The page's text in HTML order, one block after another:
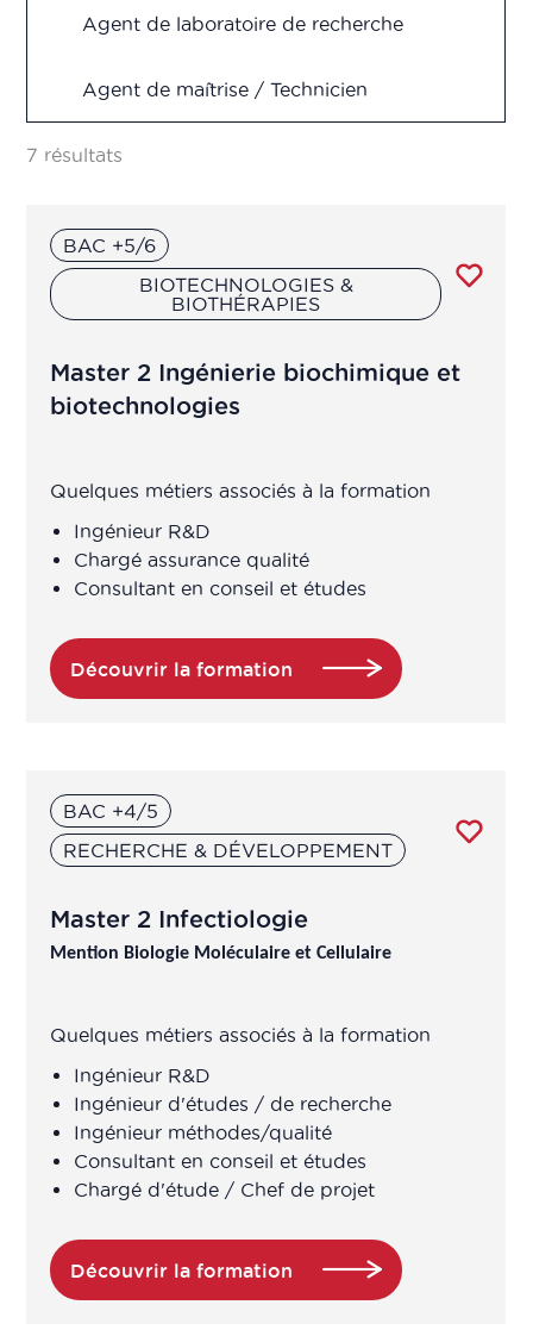
Vigilance
Agent de laboratoire de recherche
Agent de maîtrise / Technicien
Supérieur fabrication, production,
contrôle qualité, R&D
Animateur(trice) d'équipe de
production
Assistant chef de projet
R&D/Ingénieur R&D
production/transposition
Assistant de recherche en laboratoire
Assistant technico-réglementaire
à base de plantes/ingrédients
naturels)
Assistants qualité
Assureur qualité opérationnelle /
système
Attaché de recherche clinique /
Chargé études cliniques
7 résultats
BAC +5/6
BIOTECHNOLOGIES &
BIOTHÉRAPIES
Master 2 Ingénierie biochimique et
biotechnologies
Quelques métiers associés à la formation
Ingénieur R&D
Chargé assurance qualité
Consultant en conseil et études
Découvrir la formation
BAC +4/5
RECHERCHE & DÉVELOPPEMENT
Master 2 Infectiologie
Mention Biologie Moléculaire et Cellulaire
Quelques métiers associés à la formation
Ingénieur R&D
Ingénieur d'études / de recherche
Ingénieur méthodes/qualité
Consultant en conseil et études
Chargé d'étude / Chef de projet
Découvrir la formation